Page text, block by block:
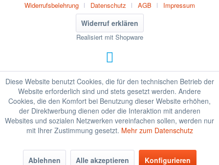
Widerrufsbelehrung
Datenschutz AGB Impressum
Widerruf erklären
Realisiert mit Shopware
Diese Website benutzt Cookies, die für den technischen Betrieb der
Website erforderlich sind und stets gesetzt werden. Andere
Cookies, die den Komfort bei Benutzung dieser Website erhöhen,
der Direktwerbung dienen oder die Interaktion mit anderen
Websites und sozialen Netzwerken vereinfachen sollen, werden nur
mit Ihrer Zustimmung gesetzt. Mehr zum Datenschutz
Ablehnen Alle akzeptieren Konfigurieren